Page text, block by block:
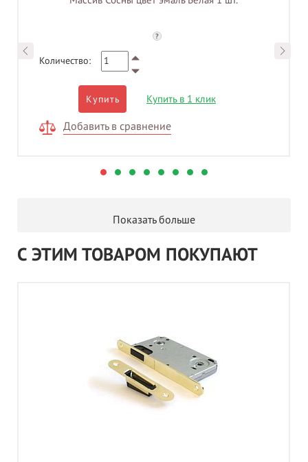
?
Количество:
Купить Купить в 1 клик
Добавить в сравнение
Показать больше
С ЭТИМ ТОВАРОМ ПОКУПАЮТ